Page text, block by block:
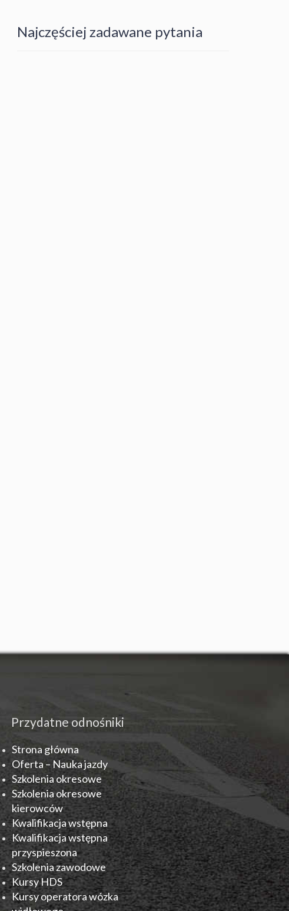
Najczęściej zadawane pytania
Przydatne odnośniki
Strona główna
Oferta – Nauka jazdy
Szkolenia okresowe
Szkolenia okresowe
kierowców
Kwalifikacja wstępna
Kwalifikacja wstępna
przyspieszona
Szkolenia zawodowe
Kursy HDS
Kursy operatora wózka